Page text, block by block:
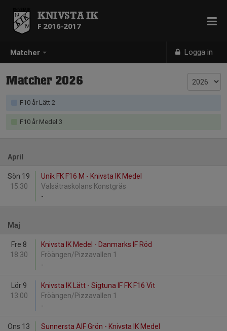
Matcher Logga in
KNIVSTA IK
F 2016-2017
Matcher 2026
F10 år Lätt 2
F10 år Medel 3
April
Sön 19
15:30
Unik FK F16 M - Knivsta IK Medel
Valsätraskolans Konstgräs
-
Maj
Fre 8
18:30
Knivsta IK Medel - Danmarks IF Röd
Fröängen/Pizzavallen 1
-
Lör 9
13:00
Knivsta IK Lätt - Sigtuna IF FK F16 Vit
Fröängen/Pizzavallen 1
-
Ons 13
Sunnersta AIF Grön - Knivsta IK Medel